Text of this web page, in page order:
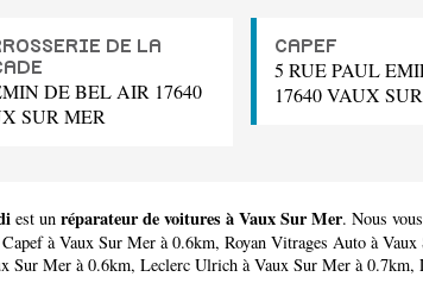
DE LA
DE BEL AIR 17640
SUR MER
CAPEF
5 RUE PAUL
17640 VAUX
est un réparateur de voitures à Vaux Sur Mer. Nous
Capefà Vaux Sur Mer à 0.6km, Royan Vitrages Auto à
Sur Mer à 0.6km, Leclerc Ulrich à Vaux Sur Mer à 0.7km,